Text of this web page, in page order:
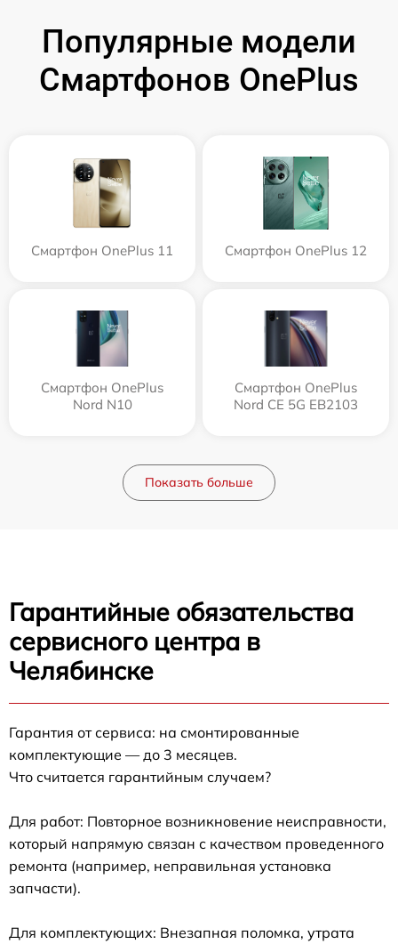
Популярные модели
Смартфонов OnePlus
Смартфон OnePlus 11 Смартфон OnePlus 12
Смартфон OnePlus
Nord N10
Смартфон OnePlus
Nord CE 5G EB2103
Показать больше
Гарантийные обязательства
сервисного центра в
Челябинске
Гарантия от сервиса: на смонтированные
комплектующие — до 3 месяцев.
Что считается гарантийным случаем?
Для работ: Повторное возникновение неисправности,
который напрямую связан с качеством проведенного
ремонта (например, неправильная установка
запчасти).
Для комплектующих: Внезапная поломка, утрата